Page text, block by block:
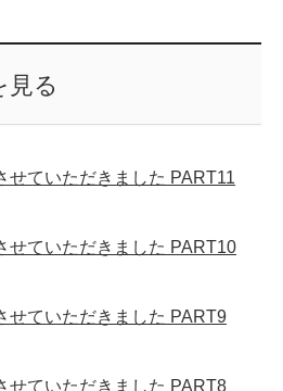
見る
せていただきました PART11
せていただきました PART10
せていただきました PART9
せていただきました PART8